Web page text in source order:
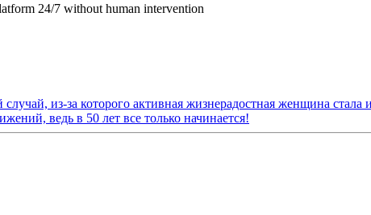
24/7 without human intervention
из-за которого активная жизнерадостная женщина
ведь в 50 лет все только начинается!